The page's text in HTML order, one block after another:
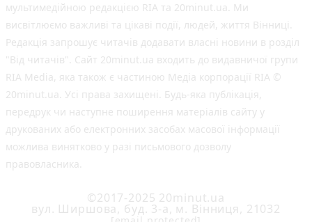
мультимедійною редакцією RIA та 20minut.ua. Ми
висвітлюємо важливі та цікаві події, людей, життя Вінниці.
Редакція запрошує читачів додавати власні новини в розділ
"Від читачів". Сайт 20minut.ua входить до видавничої групи
RIA Media, яка також є частиною Медіа корпорації RIA ©
20minut.ua. Усі права захищені. Будь-яка публiкацiя,
передрук чи наступне поширення матеріалів сайту у
друкованих або електронних засобах масової інформації
можлива винятково у разі письмового дозволу
правовласника.
©2017-2025 20minut.ua
вул. Ширшова, буд. 3-а, м. Вінниця, 21032